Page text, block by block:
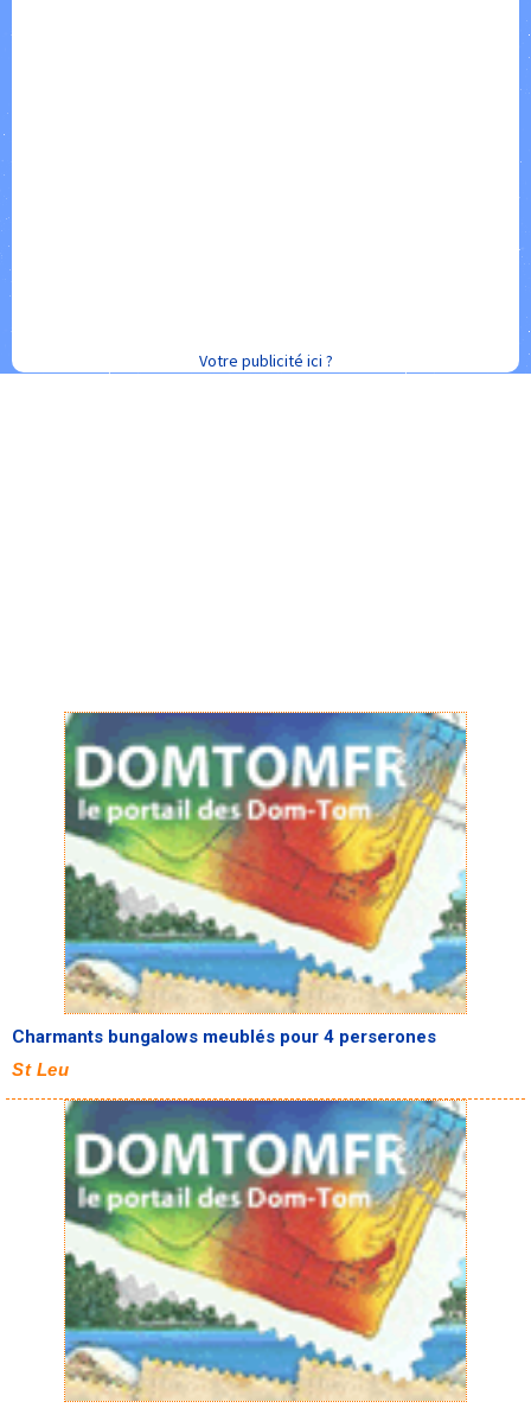
Votre publicité ici ?
Charmants bungalows meublés pour 4 perserones
St Leu